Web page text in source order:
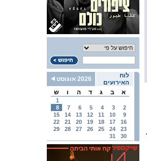
לוח
האירועים
2026 אוגוסט
א
ב ג ד ה ו ש
1
2
3
4
5
6
7
8
9
10
11
12
13
14
15
16
17
18
19
20
21
22
23
24
25
26
27
28
29
30
31